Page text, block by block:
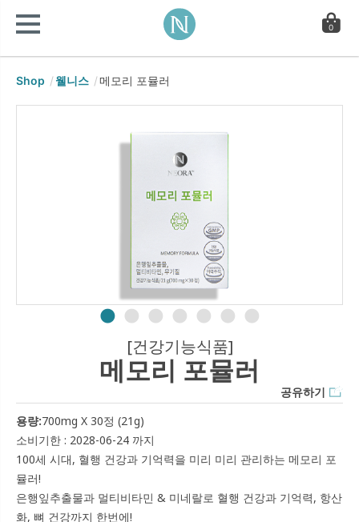
0
Shop 웰니스 메모리 포뮬러
[건강기능식품]
메모리 포뮬러
공유하기
용량:700mg X 30정 (21g)
소비기한 : 2028-06-24 까지
100세 시대, 혈행 건강과 기억력을 미리 미리 관리하는 메모리 포
뮬러!
은행잎추출물과 멀티비타민 & 미네랄로 혈행 건강과 기억력, 항산
화, 뼈 건강까지 한번에!